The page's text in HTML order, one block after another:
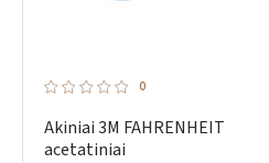
0
Akiniai 3M FAHRENHEIT
acetatiniai